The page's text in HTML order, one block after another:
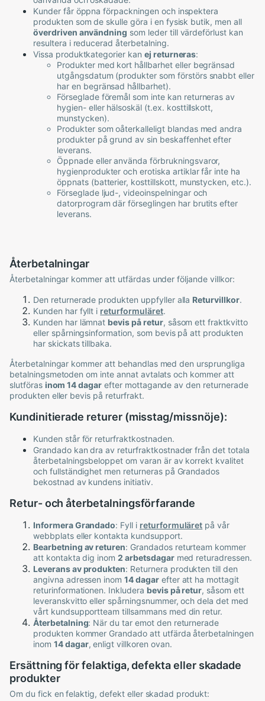
Kunder får öppna förpackningen och inspektera
produkten som de skulle göra i en fysisk butik, men all
överdriven användning som leder till värdeförlust kan
resultera i reducerad återbetalning.
Vissa produktkategorier kan ej returneras:
Produkter med kort hållbarhet eller begränsad
utgångsdatum (produkter som förstörs snabbt eller
har en begränsad hållbarhet).
Förseglade föremål som inte kan returneras av
hygien- eller hälsoskäl (t.ex. kosttillskott,
munstycken).
Produkter som oåterkalleligt blandas med andra
produkter på grund av sin beskaffenhet efter
leverans.
Öppnade eller använda förbrukningsvaror,
hygienprodukter och erotiska artiklar får inte ha
öppnats (batterier, kosttillskott, munstycken, etc.).
Förseglade ljud-, videoinspelningar och
datorprogram där förseglingen har brutits efter
leverans.
Återbetalningar
Återbetalningar kommer att utfärdas under följande villkor:
Den returnerade produkten uppfyller alla Returvillkor.
Kunden har fyllt i returformuläret.
Kunden har lämnat bevis på retur, såsom ett fraktkvitto
eller spårningsinformation, som bevis på att produkten
har skickats tillbaka.
Återbetalningar kommer att behandlas med den ursprungliga
betalningsmetoden om inte annat avtalats och kommer att
slutföras inom 14 dagar efter mottagande av den returnerade
produkten eller bevis på returfrakt.
Kundinitierade returer (misstag/missnöje):
Kunden står för returfraktkostnaden.
Grandadokan dra av returfraktkostnader från det totala
återbetalningsbeloppet om varan är av korrekt kvalitet
och fullständighet men returneras på Grandados
bekostnad av kundens initiativ.
Retur- och återbetalningsförfarande
InformeraGrandado: Fyll i returformuläret på vår
webbplats eller kontakta kundsupport.
Bearbetning av returen: Grandados returteam kommer
att kontakta dig inom2 arbetsdagarmed returadressen.
Leverans av produkten: Returnera produkten till den
angivna adressen inom14 dagarefter att ha mottagit
returinformationen. Inkludera bevis på retur, såsom ett
leveranskvitto eller spårningsnummer, och dela det med
vårt kundsupportteam tillsammans med din retur.
Återbetalning: När du tar emot den returnerade
produkten kommer Grandado att utfärda återbetalningen
inom 14 dagar, enligt villkoren ovan.
Ersättning för felaktiga, defekta eller skadade
produkter
Om du fick en felaktig, defekt eller skadad produkt: